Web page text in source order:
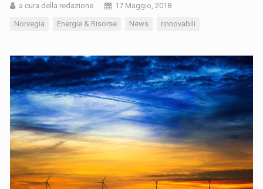
a cura della redazione 17 Maggio, 2018
Norvegia Energie & Risorse News rinnovabili